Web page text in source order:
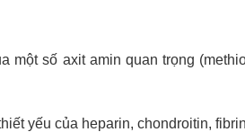
một số axit amin quan trọng
yếu của heparin, chondroitin,